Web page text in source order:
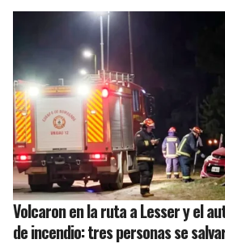
Volcaron en la ruta a Lesser y el
de incendio: tres personas se